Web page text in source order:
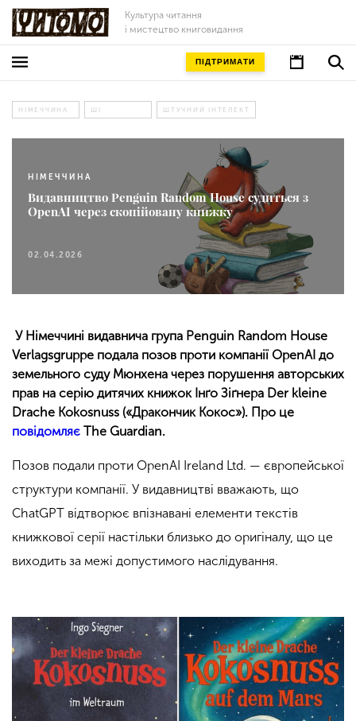
Культура читання
і мистецтво книговидання
ПІДТРИМАТИ
НІМЕЧЧИНА ШІ ШТУЧНИЙ ІНТЕЛЕКТ
НІМЕЧЧИНА
Видавництво Penguin Random House судиться з
OpenAI через скопійовану книжку
02.04.2026
У Німеччині видавнича група Penguin Random House
Verlagsgruppe подала позов проти компанії OpenAI до
земельного суду Мюнхена через порушення авторських
прав на серію дитячих книжок Інґо Зіґнера Der kleine
Drache Kokosnuss («Дракончик Кокос»). Про це
повідомляє The Guardian.
Позов подали проти OpenAI Ireland Ltd. — європейської
структури компанії. У видавництві вважають, що
ChatGPT відтворює впізнавані елементи текстів
книжкової серії настільки близько до оригіналу, що це
виходить за межі допустимого наслідування.